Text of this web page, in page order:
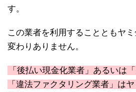
す。
この業者を利用することともヤ
変わりありません。
「後払い現金化業者」あるいは
「違法ファクタリング業者」は